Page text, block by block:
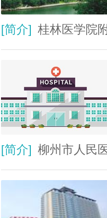
[简介] 桂林医学院
[简介] 柳州市人民医